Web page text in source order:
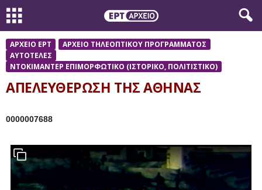
ΑΡΧΕΙΟ ΕΡΤ
ΑΡΧΕΙΟ ΤΗΛΕΟΠΤΙΚΟΥ ΠΡΟΓΡΑΜΜΑΤΟΣ
ΑΥΤΟΤΕΛΕΣ
ΝΤΟΚΙΜΑΝΤΕΡ ΕΠΙΜΟΡΦΩΤΙΚΟ (ΙΣΤΟΡΙΚΟ, ΠΟΛΙΤΙΣΤΙΚΟ)
ΑΠΕΛΕΥΘΕΡΩΣΗ ΤΗΣ ΑΘΗΝΑΣ
0000007688